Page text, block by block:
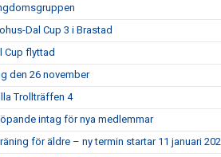
Dal Cup 3 i Brastad
Cup flyttad
den 26 november
Trollträffen 4
intag för nya medlemmar
för äldre – ny termin startar 11 januari